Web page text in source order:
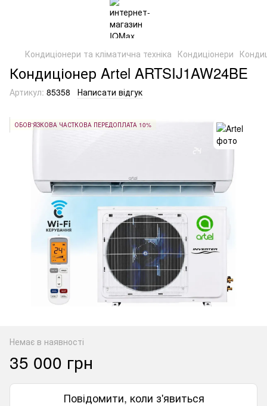
Кондиціонери та кліматична техніка Кондиціонери
Кондиціонер Artel ARTSIJ1AW24BE
Артикул: 85358 Написати відгук
ОБОВ'ЯЗКОВА ЧАСТКОВА ПЕРЕДОПЛАТА 10%
Немає в наявності
35 000 грн
Повідомити, коли з'явиться